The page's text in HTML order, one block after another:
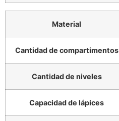
Material
Cantidad de compartimentos
Cantidad de niveles
Capacidad de lápices